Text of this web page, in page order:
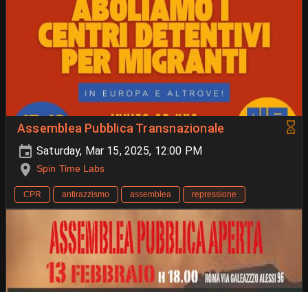
Assemblea Pubblica Transnazionale
Saturday, Mar 15, 2025, 12:00 PM
Spin Time Labs
CPR antirazzismo assemblea repressione